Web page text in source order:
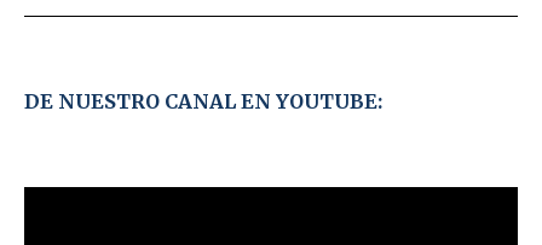
DE NUESTRO CANAL EN YOUTUBE: